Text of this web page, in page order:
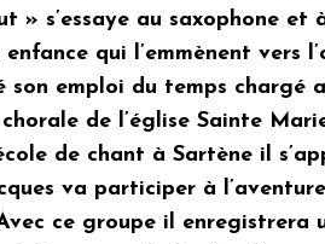
» s’essaye au saxophone et
qui l’emmènent vers
son emploi du temps chargé
de l’église Sainte
de chant à Sartène il
va participer à
ce groupe il enregistrera